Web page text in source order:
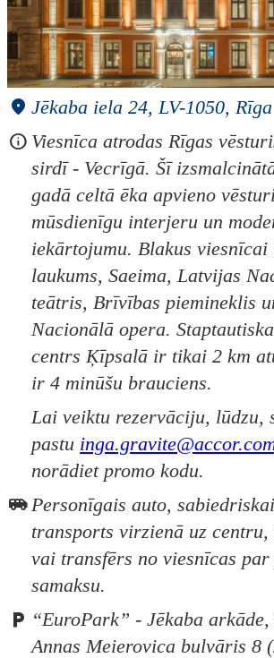
Jēkaba iela 24, LV-1050, Rīga
Viesnīca atrodas Rīgas
sirdī - Vecrīgā. Šī
gadā celtā ēka apvieno
mūsdienīgu interjeru un
iekārtojumu. Blakus
laukums, Saeima, Latvijas
teātris, Brīvības piemineklis
Nacionālā opera.
centrs Ķīpsalā ir tikai 2 km
ir 4 minūšu brauciens.
Lai veiktu rezervāciju, lūdzu,
pastu
norādiet promo kodu.
Personīgais auto,
transports virzienā uz centru,
vai transfērs no viesnīcas
samaksu.
“EuroPark” - Jēkaba
Annas Meierovica bulvāris 8